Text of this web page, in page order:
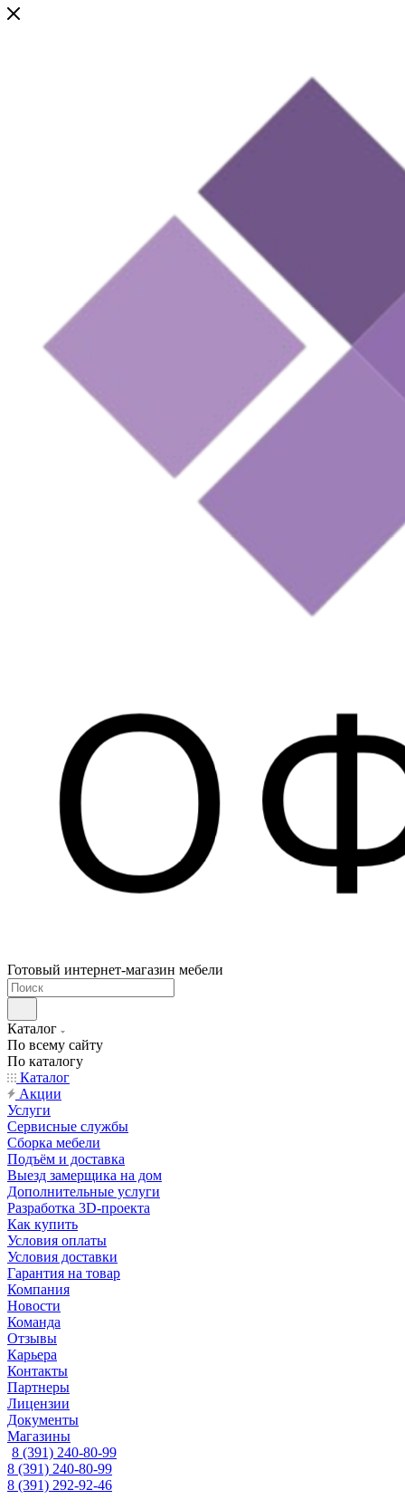
Готовый интернет-магазин мебели
Каталог
По всему сайту
По каталогу
Каталог
Акции
Услуги
Сервисные службы
Сборка мебели
Подъём и доставка
Выезд замерщика на дом
Дополнительные услуги
Разработка 3D-проекта
Как купить
Условия оплаты
Условия доставки
Гарантия на товар
Компания
Новости
Команда
Отзывы
Карьера
Контакты
Партнеры
Лицензии
Документы
Магазины
8 (391) 240-80-99
8 (391) 240-80-99
8 (391) 292-92-46